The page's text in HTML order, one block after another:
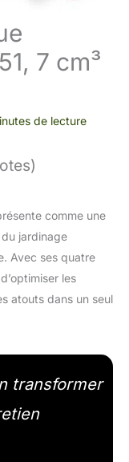
7 cm³
de lecture
comme une
jardinage
Avec ses quatre
les
atouts dans un seul
transformer